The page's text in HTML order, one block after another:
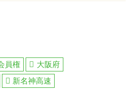
員権
大阪府
新名神高速